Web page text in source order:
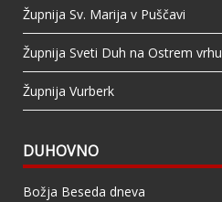
Župnija Sv. Marija v Puščavi
Župnija Sveti Duh na Ostrem vrhu
Župnija Vurberk
DUHOVNO
Božja Beseda dneva